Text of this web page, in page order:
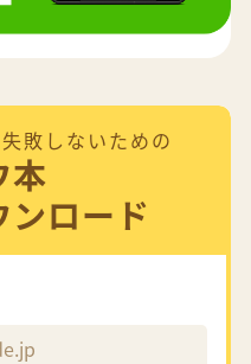
敗しないための
本
ンロード